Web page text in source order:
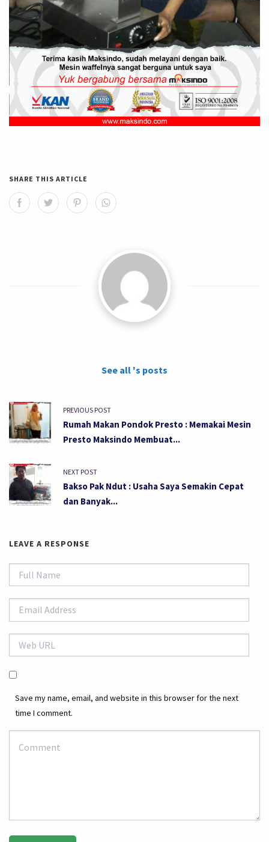
SHARE THIS ARTICLE
See all 's posts
PREVIOUS POST
Rumah Makan Pondok Presto : Memakai Mesin
Presto Maksindo Membuat...
NEXT POST
Bakso Pak Ndut : Usaha Saya Semakin Cepat
dan Banyak...
LEAVE A RESPONSE
Save my name, email, and website in this browser for the next
time I comment.